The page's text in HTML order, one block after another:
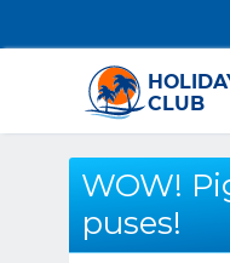
WOW!
puses!